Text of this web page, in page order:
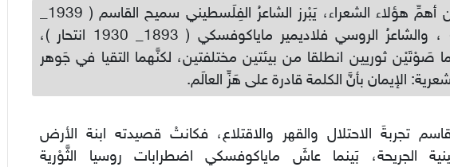
وَمِنْ بَين أهمِّ هؤلاء الشعراء، يَبْرز الشاعرُ الفِلَسطيني سميح القاسم ( 1939_
2014 ) ، والشاعرُ الروسي فلاديمير ماياكوفسكي ( 1893_ 1930 انتحار )،
صَوْتَيْن ثوريين انطلقا من بيئتين مختلفتين، لكنَّهما التقيا في جَوهر
الإيمان بأنَّ الكلمة قادرة على هَزِّ العالَم.
تجربةَ الاحتلال والقهر والاقتلاع، فكانتْ قصيدته ابنة الأرض
الجريحة، بَينما عاشَ ماياكوفسكي اضطرابات روسيا الثَّوْرية